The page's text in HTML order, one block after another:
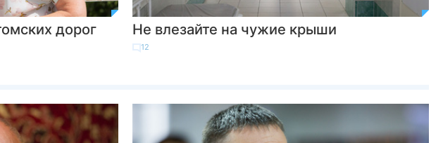
дорог Не влезайте на чужие крыши
12